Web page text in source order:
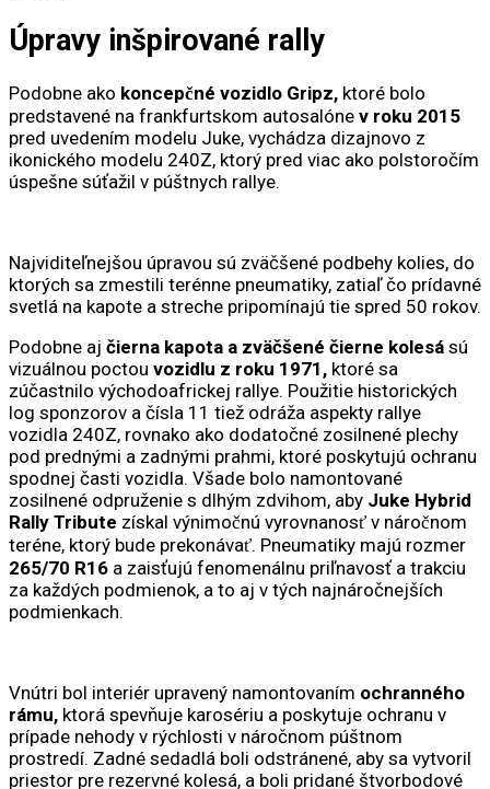
Úpravy inšpirované rally
Podobne ako koncepčné vozidlo Gripz, ktoré bolo
predstavené na frankfurtskom autosalóne v roku 2015
pred uvedením modelu Juke, vychádza dizajnovo z
ikonického modelu 240Z, ktorý pred viac ako polstoročím
úspešne súťažil v púštnych rallye.
Najviditeľnejšou úpravou sú zväčšené podbehy kolies, do
ktorých sa zmestili terénne pneumatiky, zatiaľ čo prídavné
svetlá na kapote a streche pripomínajú tie spred 50 rokov.
Podobne aj čierna kapota a zväčšené čierne kolesá sú
vizuálnou poctou vozidlu z roku 1971, ktoré sa
zúčastnilo východoafrickej rallye. Použitie historických
log sponzorov a čísla 11 tiež odráža aspekty rallye
vozidla 240Z, rovnako ako dodatočné zosilnené plechy
pod prednými a zadnými prahmi, ktoré poskytujú ochranu
spodnej časti vozidla. Všade bolo namontované
zosilnené odpruženie s dlhým zdvihom, aby Juke Hybrid
Rally Tribute získal výnimočnú vyrovnanosť v náročnom
teréne, ktorý bude prekonávať. Pneumatiky majú rozmer
265/70 R16 a zaisťujú fenomenálnu priľnavosť a trakciu
za každých podmienok, a to aj v tých najnáročnejších
podmienkach.
Vnútri bol interiér upravený namontovaním ochranného
rámu, ktorá spevňuje karosériu a poskytuje ochranu v
prípade nehody v rýchlosti v náročnom púštnom
prostredí. Zadné sedadlá boli odstránené, aby sa vytvoril
priestor pre rezervné kolesá, a boli pridané štvorbodové